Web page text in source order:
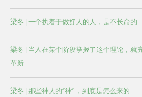
梁冬 | 一个执着于做好人的人，是不长命的
梁冬 | 当人在某个阶段掌握了这个理论，就
革新
梁冬 | 那些神人的“神” ，到底是怎么来的